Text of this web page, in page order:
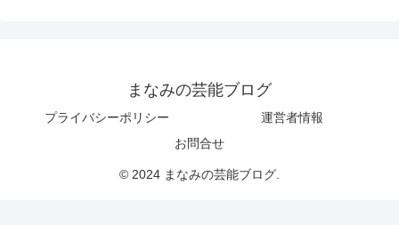
まなみの芸能ブログ
プライバシーポリシー
運営者情報
お問合せ
© 2024 まなみの芸能ブログ.